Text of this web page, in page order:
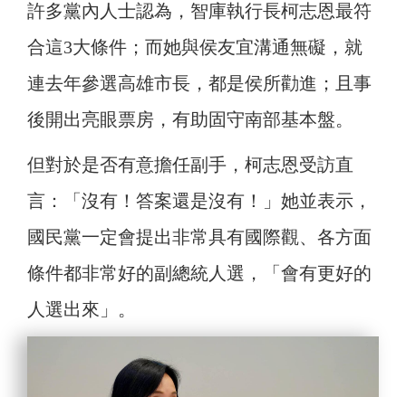
許多黨內人士認為，智庫執行長柯志恩最符
合這3大條件；而她與侯友宜溝通無礙，就
連去年參選高雄市長，都是侯所勸進；且事
後開出亮眼票房，有助固守南部基本盤。
但對於是否有意擔任副手，柯志恩受訪直
言：「沒有！答案還是沒有！」她並表示，
國民黨一定會提出非常具有國際觀、各方面
條件都非常好的副總統人選，「會有更好的
人選出來」。